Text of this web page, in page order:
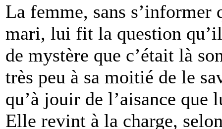
La femme, sans s’informer
mari, lui fit la question
de mystère que c’était là
très peu à sa moitié de le
qu’à jouir de l’aisance
Elle revint à la charge,